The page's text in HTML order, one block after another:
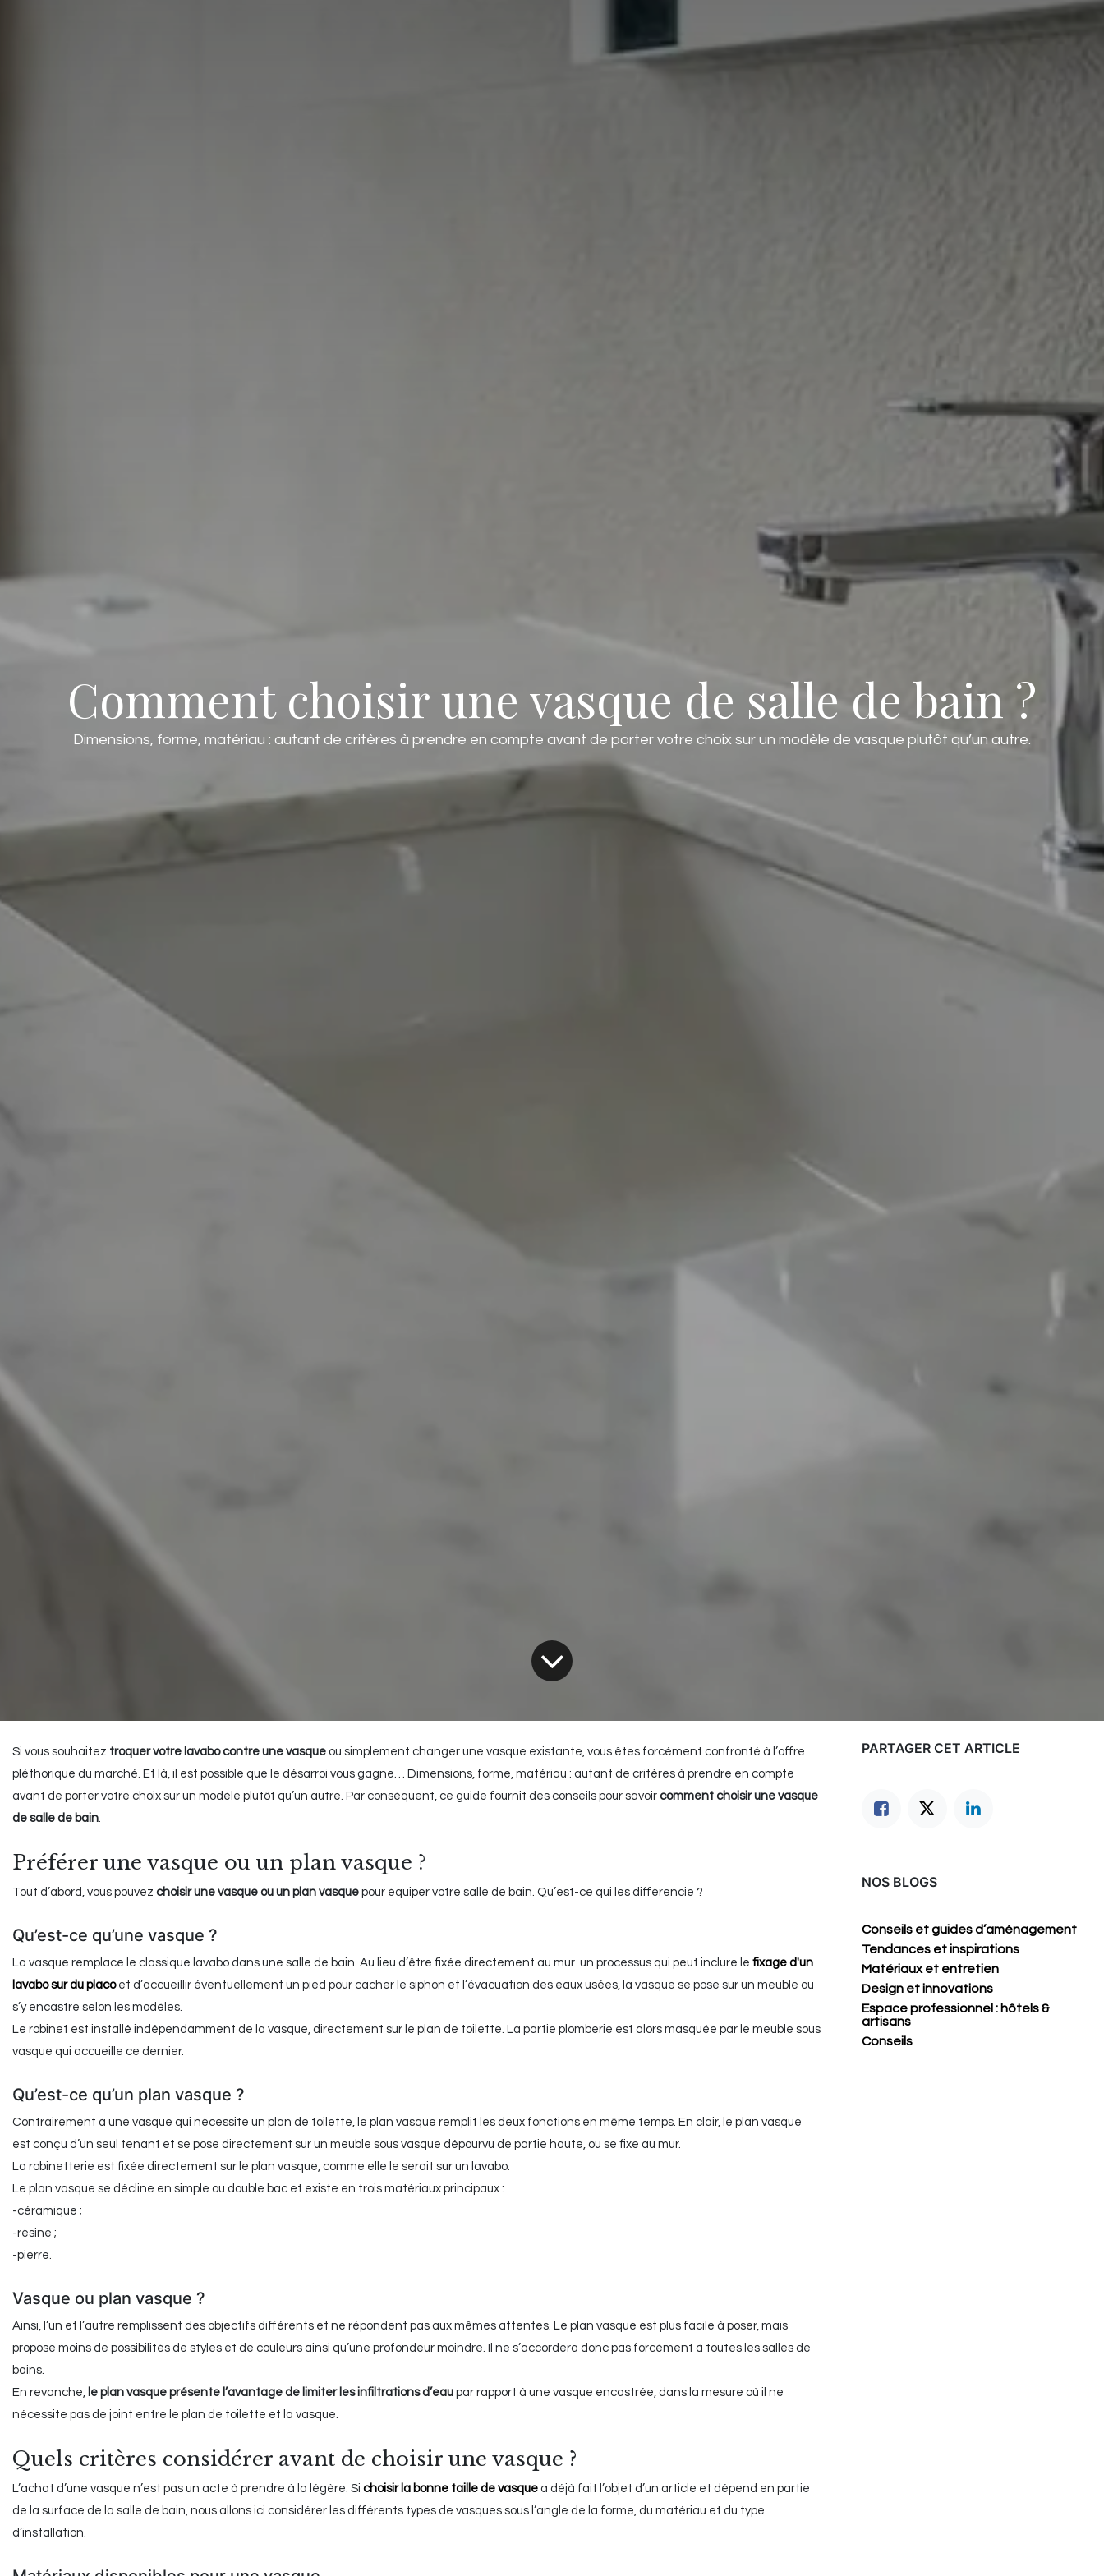
Comment choisir une vasque de salle de bain ?
Dimensions, forme, matériau : autant de critères à prendre en compte avant de porter votre choix sur un modèle de vasque plutôt qu’un autre.
Si vous souhaitez troquer votre lavabo contre une vasque ou simplement changer une vasque existante, vous êtes forcément confronté à l’offre
pléthorique du marché. Et là, il est possible que le désarroi vous gagne… Dimensions, forme, matériau : autant de critères à prendre en compte
avant de porter votre choix sur un modèle plutôt qu’un autre. Par conséquent, ce guide fournit des conseils pour savoir comment choisir une vasque
de salle de bain.
Préférer une vasque ou un plan vasque ?
Tout d’abord, vous pouvez choisir une vasque ou un plan vasque pour équiper votre salle de bain. Qu’est-ce qui les différencie ?
Qu’est-ce qu’une vasque ?
La vasque remplace le classique lavabo dans une salle de bain. Au lieu d’être fixée directement au mur un processus qui peut inclure le fixage d'un
lavabo sur du placoet d’accueillir éventuellement un pied pour cacher le siphon et l’évacuation des eaux usées, la vasque se pose sur un meuble ou
s’y encastre selon les modèles.
Le robinet est installé indépendamment de la vasque, directement sur le plan de toilette. La partie plomberie est alors masquée par le meuble sous
vasque qui accueille ce dernier.
Qu’est-ce qu’un plan vasque ?
Contrairement à une vasque qui nécessite un plan de toilette, le plan vasque remplit les deux fonctions en même temps. En clair, le plan vasque
est conçu d’un seul tenant et se pose directement sur un meuble sous vasque dépourvu de partie haute, ou se fixe au mur.
La robinetterie est fixée directement sur le plan vasque, comme elle le serait sur un lavabo.
Le plan vasque se décline en simple ou double bac et existe en trois matériaux principaux :
-céramique ;
-résine ;
-pierre.
Vasque ou plan vasque ?
Ainsi, l’un et l’autre remplissent des objectifs différents et ne répondent pas aux mêmes attentes. Le plan vasque est plus facile à poser, mais
propose moins de possibilités de styles et de couleurs ainsi qu’une profondeur moindre. Il ne s’accordera donc pas forcément à toutes les salles de
bains.
En revanche, le plan vasque présente l’avantage de limiter les infiltrations d’eau par rapport à une vasque encastrée, dans la mesure où il ne
nécessite pas de joint entre le plan de toilette et la vasque.
Quels critères considérer avant de choisir une vasque ?
L’achat d’une vasque n’est pas un acte à prendre à la légère. Si choisir la bonne taille de vasque a déjà fait l’objet d’un article et dépend en partie
de la surface de la salle de bain, nous allons ici considérer les différents types de vasques sous l’angle de la forme, du matériau et du type
d’installation.
PARTAGER CET ARTICLE
NOS BLOGS
Conseils et guides d’aménagement
Tendances et inspirations
Matériaux et entretien
Design et innovations
Espace professionnel : hôtels &
artisans
Conseils